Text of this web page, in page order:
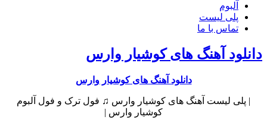
آلبوم
پلی لیست
تماس با ما
دانلود آهنگ های کوشیار وارس
دانلود آهنگ های کوشیار وارس
| پلی لیست آهنگ های کوشیار وارس ♫ فول ترک و فول آلبوم
کوشیار وارس |